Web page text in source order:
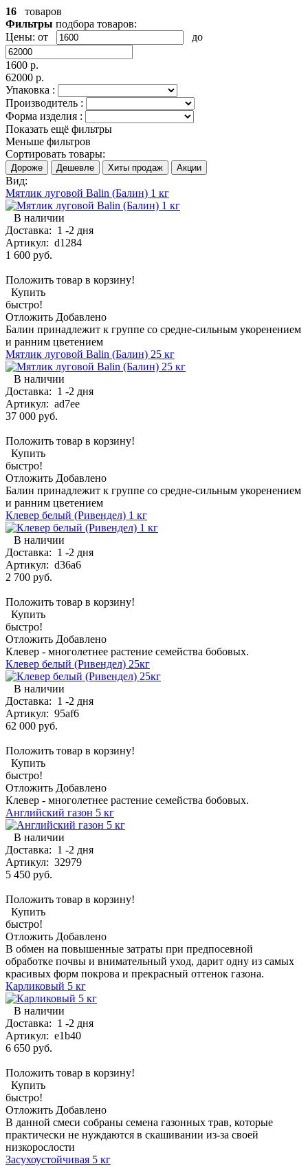
16 товаров
Фильтры подбора товаров:
Цены: от до
1600 р.
62000 р.
Упаковка :
Производитель :
Форма изделия :
Показать ещё фильтры
Меньше фильтров
Сортировать товары:
Дороже Дешевле Хиты продаж Акции
Вид:
Мятлик луговой Balin (Балин) 1 кг
В наличии
Доставка: 1 -2 дня
Артикул: d1284
1 600 руб.
Положить товар в корзину!
Купить
быстро!
Отложить Добавлено
Балин принадлежит к группе со средне-сильным укоренением
и ранним цветением
Мятлик луговой Balin (Балин) 25 кг
В наличии
Доставка: 1 -2 дня
Артикул: ad7ee
37 000 руб.
Положить товар в корзину!
Купить
быстро!
Отложить Добавлено
Балин принадлежит к группе со средне-сильным укоренением
и ранним цветением
Клевер белый (Ривендел) 1 кг
В наличии
Доставка: 1 -2 дня
Артикул: d36a6
2 700 руб.
Положить товар в корзину!
Купить
быстро!
Отложить Добавлено
Клевер - многолетнее растение семейства бобовых.
Клевер белый (Ривендел) 25кг
В наличии
Доставка: 1 -2 дня
Артикул: 95af6
62 000 руб.
Положить товар в корзину!
Купить
быстро!
Отложить Добавлено
Клевер - многолетнее растение семейства бобовых.
Английский газон 5 кг
В наличии
Доставка: 1 -2 дня
Артикул: 32979
5 450 руб.
Положить товар в корзину!
Купить
быстро!
Отложить Добавлено
В обмен на повышенные затраты при предпосевной
обработке почвы и внимательный уход, дарит одну из самых
красивых форм покрова и прекрасный оттенок газона.
Карликовый 5 кг
В наличии
Доставка: 1 -2 дня
Артикул: e1b40
6 650 руб.
Положить товар в корзину!
Купить
быстро!
Отложить Добавлено
В данной смеси собраны семена газонных трав, которые
практически не нуждаются в скашивании из-за своей
низкорослости
Засухоустойчивая 5 кг